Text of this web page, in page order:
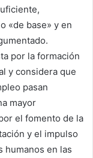
«de base» y en
por la formación
y considera que
pasan
mayor
el fomento de la
y el impulso
humanos en las